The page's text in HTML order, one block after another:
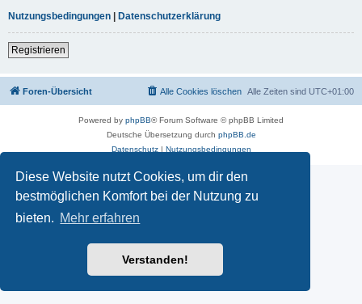
Diese Website nutzt Cookies, um dir den
bestmöglichen Komfort bei der Nutzung zu
bieten. Mehr erfahren
Verstanden!
Nutzungsbedingungen | Datenschutzerklärung
Registrieren
Foren-Übersicht Alle Zeiten sind UTC+01:00
Alle Cookies löschen
Powered by phpBB® Forum Software © phpBB Limited
Deutsche Übersetzung durch phpBB.de
Datenschutz| Nutzungsbedingungen